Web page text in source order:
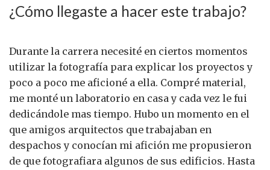
¿Cómo llegaste a hacer este trabajo?
Durante la carrera necesité en ciertos momentos
utilizar la fotografía para explicar los proyectos y
poco a poco me aficioné a ella. Compré material,
me monté un laboratorio en casa y cada vez le fui
dedicándole mas tiempo. Hubo un momento en el
que amigos arquitectos que trabajaban en
despachos y conocían mi afición me propusieron
de que fotografiara algunos de sus edificios. Hasta